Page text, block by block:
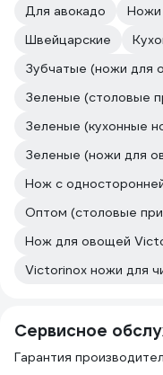
Для авокадо
Ножи
Швейцарские
Зубчатые (ножи для
Зеленые (столовые
Зеленые (кухонные
Зеленые (ножи для
Нож с
Оптом (столовые
Нож для овощей
Victorinox ножи для
Сервисное
Гарантия